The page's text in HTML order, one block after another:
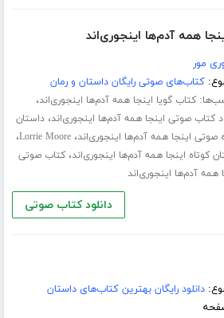
همه آدم‌ها اینجوری‌اند
مور
کتاب‌های صوتی رایگان داستان و رمان
کتاب گویا اینجا همه آدم‌ها اینجوری‌اند،
کتاب صوتی اینجا همه آدم‌ها اینجوری‌اند،داستان
صوتی اینجا همه آدم‌ها اینجوری‌اند،Lorrie Moore،
کوتاه اینجا همه آدم‌ها اینجوری‌اند،کتاب صوتی
همه آدم‌ها اینجوری‌اند
دانلود کتاب صوتی
دانلود رایگان بهترین کتاب‌های داستان